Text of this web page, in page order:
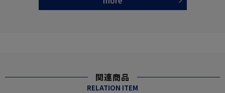
関連商品
RELATION ITEM